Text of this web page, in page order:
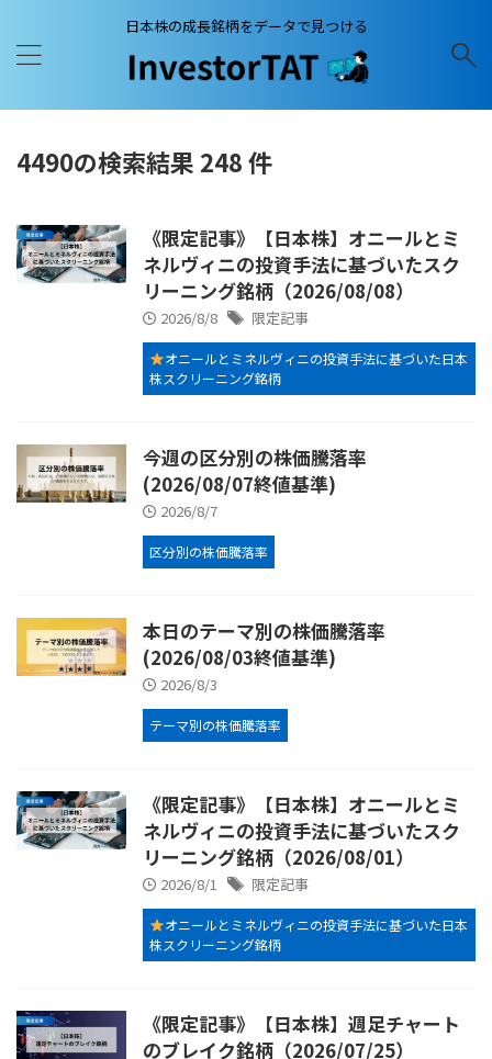
日本株の成長銘柄をデータで見つける
4490の検索結果 248 件
《限定記事》【日本株】オニールとミ
ネルヴィニの投資手法に基づいたスク
リーニング銘柄（2026/08/08）
2026/8/8 限定記事
オニールとミネルヴィニの投資手法に基づいた日本
株スクリーニング銘柄
今週の区分別の株価騰落率
(2026/08/07終値基準)
2026/8/7
区分別の株価騰落率
本日のテーマ別の株価騰落率
(2026/08/03終値基準)
2026/8/3
テーマ別の株価騰落率
《限定記事》【日本株】オニールとミ
ネルヴィニの投資手法に基づいたスク
リーニング銘柄（2026/08/01）
2026/8/1 限定記事
オニールとミネルヴィニの投資手法に基づいた日本
株スクリーニング銘柄
《限定記事》【日本株】週足チャート
のブレイク銘柄（2026/07/25）